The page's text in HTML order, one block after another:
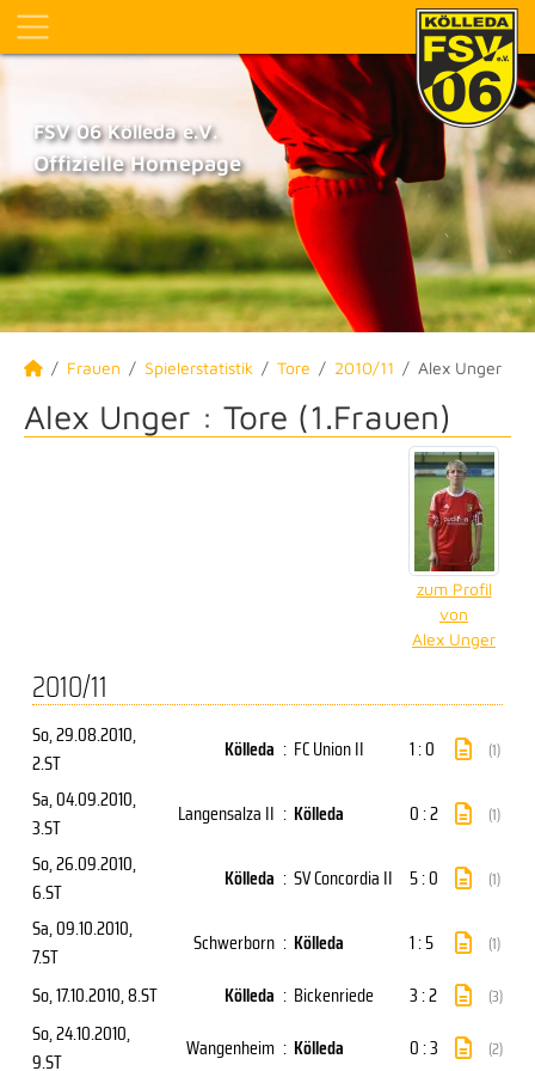
FSV 06 Kölleda e.V.
Offizielle Homepage
Frauen Spielerstatistik Tore 2010/11 Alex Unger
Alex Unger : Tore (1.Frauen)
zum Profil
von
Alex Unger
2010/11
So, 29.08.2010,
2.ST
Kölleda : FC Union II 1 : 0 (1)
Sa, 04.09.2010,
3.ST
Langensalza II : Kölleda 0 : 2 (1)
So, 26.09.2010,
6.ST
Kölleda : SV Concordia II 5 : 0 (1)
Sa, 09.10.2010,
7.ST
Schwerborn : Kölleda 1 : 5 (1)
So, 17.10.2010, 8.ST Kölleda : Bickenriede 3 : 2 (3)
So, 24.10.2010,
9.ST
Wangenheim : Kölleda 0 : 3 (2)